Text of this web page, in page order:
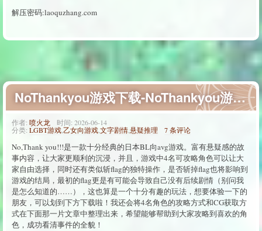
解压密码:laoquzhang.com
NoThankyou游戏下载-NoThankyou游戏汉化版下载
作者: 喷火龙 时间: 2026-06-14
分类: LGBT游戏乙女向游戏文字剧情悬疑推理 7 条评论
No,Thank you!!!是一款十分经典的日本BL向avg游戏。富有悬疑感的故
事内容，让大家更顺利的沉浸，并且，游戏中4名可攻略角色可以让大
家自由选择，同时还有类似斩flag的独特操作，是否斩掉flag也将影响到
游戏的结局，最初的flag更是有可能会导致自己没有后续剧情（别问我
是怎么知道的……），这也算是一个十分有趣的玩法，想要体验一下的
朋友，可以划到下方下载啦！我还会将4名角色的攻略方式和CG获取方
式在下面那一片文章中整理出来，希望能够帮助到大家攻略到喜欢的角
色，成功看清事件的全貌！